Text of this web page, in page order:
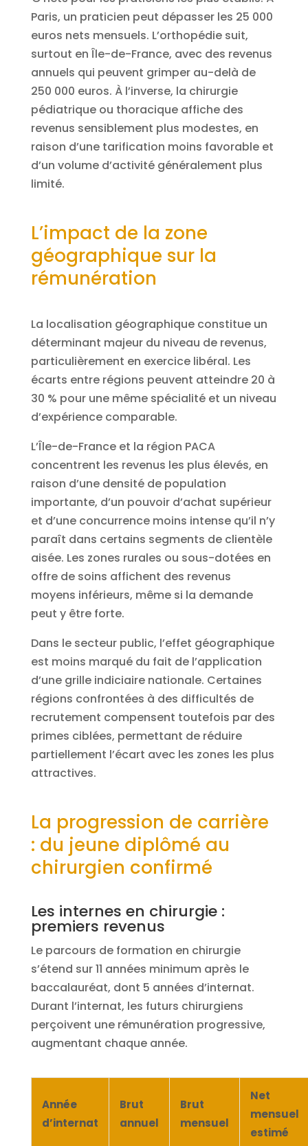
Paris, un praticien peut dépasser les 25 000
euros nets mensuels. L’orthopédie suit,
surtout en Île-de-France, avec des revenus
annuels qui peuvent grimper au-delà de
250 000 euros. À l’inverse, la chirurgie
pédiatrique ou thoracique affiche des
revenus sensiblement plus modestes, en
raison d’une tarification moins favorable et
d’un volume d’activité généralement plus
limité.
L’impact de la zone
géographique sur la
rémunération
La localisation géographique constitue un
déterminant majeur du niveau de revenus,
particulièrement en exercice libéral. Les
écarts entre régions peuvent atteindre 20 à
30 % pour une même spécialité et un niveau
d’expérience comparable.
L’Île-de-France et la région PACA
concentrent les revenus les plus élevés, en
raison d’une densité de population
importante, d’un pouvoir d’achat supérieur
et d’une concurrence moins intense qu’il n’y
paraît dans certains segments de clientèle
aisée. Les zones rurales ou sous-dotées en
offre de soins affichent des revenus
moyens inférieurs, même si la demande
peut y être forte.
Dans le secteur public, l’effet géographique
est moins marqué du fait de l’application
d’une grille indiciaire nationale. Certaines
régions confrontées à des difficultés de
recrutement compensent toutefois par des
primes ciblées, permettant de réduire
partiellement l’écart avec les zones les plus
attractives.
La progression de carrière
: du jeune diplômé au
chirurgien confirmé
Les internes en chirurgie :
premiers revenus
Le parcours de formation en chirurgie
s’étend sur 11 années minimum après le
baccalauréat, dont 5 années d’internat.
Durant l’internat, les futurs chirurgiens
perçoivent une rémunération progressive,
augmentant chaque année.
Année
d’internat
Brut
annuel
Brut
mensuel
Net
mensuel
estimé